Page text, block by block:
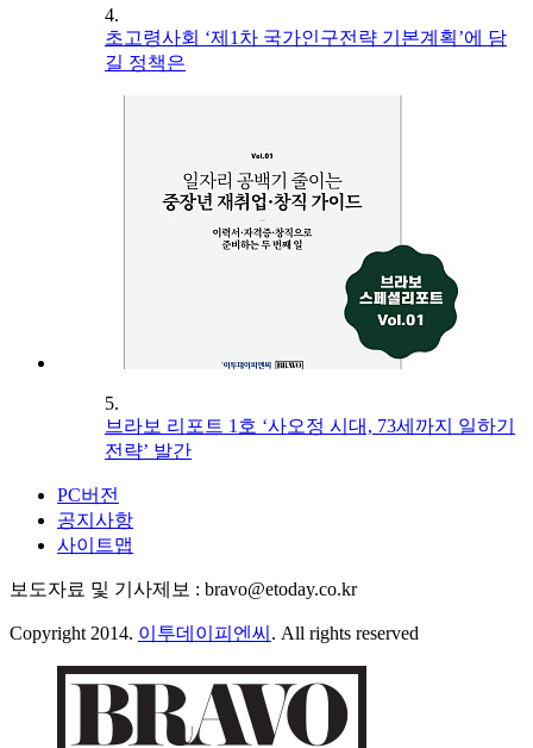
4.
초고령사회 ‘제1차 국가인구전략 기본계획’에 담
길 정책은
5.
브라보 리포트 1호 ‘사오정 시대, 73세까지 일하기
전략’ 발간
PC버전
공지사항
사이트맵
보도자료 및 기사제보 : bravo@etoday.co.kr
Copyright 2014. 이투데이피엔씨 . All rights reserved